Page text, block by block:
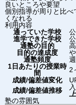
良いところや要望
個別指導が周りと比
くなれる
利用内容
通っていた学校
進学できた学校
通塾の目的
目的の達成度
通塾頻度
1日あたりの授業時
間
2
成績/偏差値変化
成績/偏差値推移
上
塾の雰囲気